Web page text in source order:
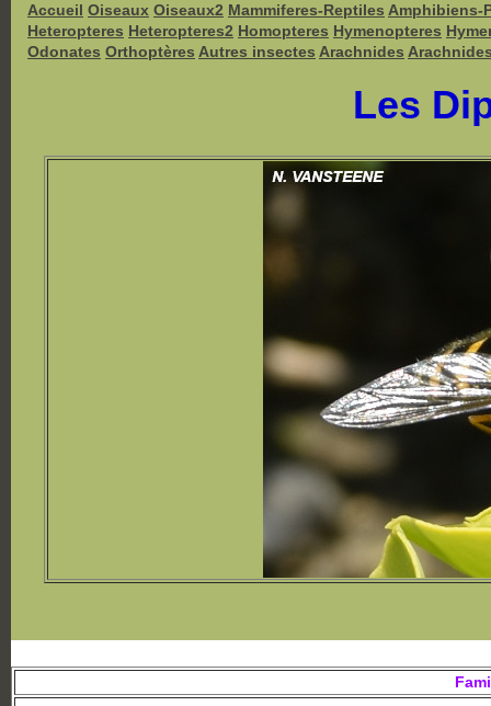
Accueil Oiseaux Oiseaux2 Mammiferes-Reptiles Amphibiens-
Heteropteres Heteropteres2 Homopteres Hymenopteres
Odonates Orthoptères Autres insectes Arachnides
Les